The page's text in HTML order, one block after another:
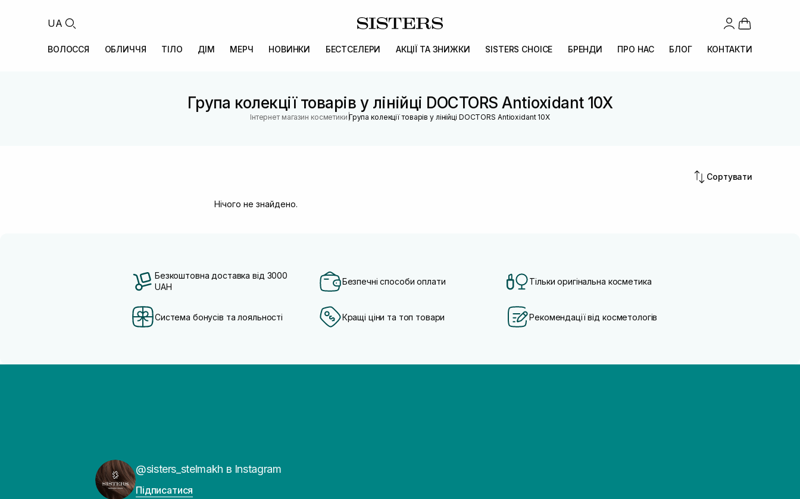
UA
ВОЛОССЯ ОБЛИЧЧЯ ТІЛО ДІМ МЕРЧ НОВИНКИ БЕСТСЕЛЕРИ АКЦІЇ ТА ЗНИЖКИ SISTERS CHOICE БРЕНДИ ПРО НАС БЛОГ КОНТАКТИ
Група колекції товарів у лінійці DOCTORS Antioxidant 10X
Інтернет магазин косметики |Група колекції товарів у лінійці DOCTORS Antioxidant 10X
Сортувати
Нічого не знайдено.
Безкоштовна доставка від 3000
UAH
Безпечні способи оплати Тільки оригінальна косметика
Система бонусів та лояльності Кращі ціни та топ товари Рекомендації від косметологів
@sisters_stelmakh в Instagram
Підписатися